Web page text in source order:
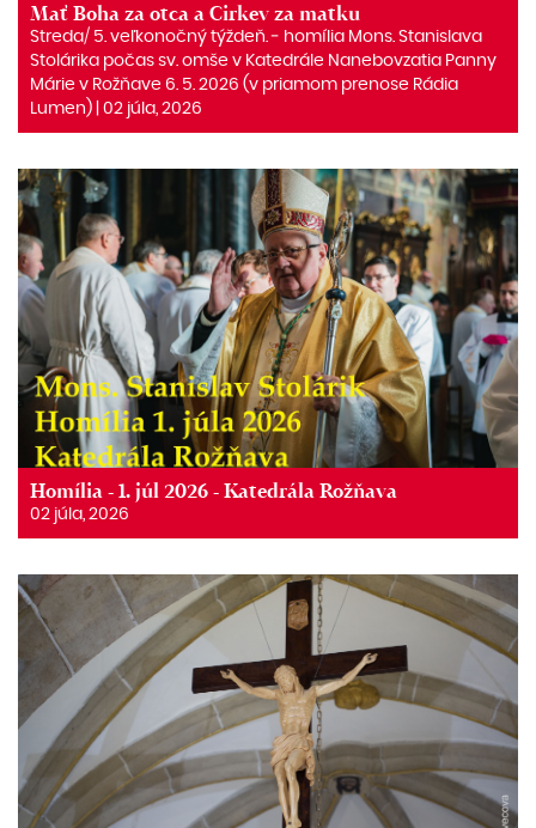
Mať Boha za otca a Cirkev za matku
Streda/ 5. veľkonočný týždeň. ‒ homília Mons. Stanislava
Stolárika počas sv. omše v Katedrále Nanebovzatia Panny
Márie v Rožňave 6. 5. 2026 (v priamom prenose Rádia
Lumen) | 02 júla, 2026
Homília - 1. júl 2026 - Katedrála Rožňava
02 júla, 2026